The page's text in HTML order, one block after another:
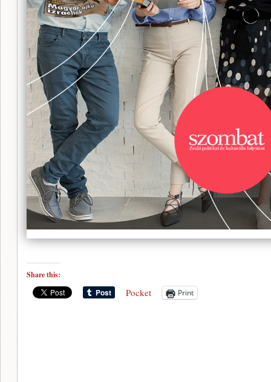
Share this:
Pocket Print